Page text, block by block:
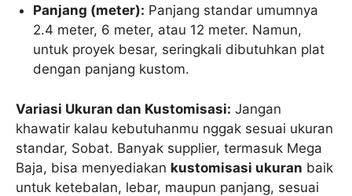
Panjang (meter): Panjang standar umumnya
2.4 meter, 6 meter, atau 12 meter. Namun,
untuk proyek besar, seringkali dibutuhkan plat
dengan panjang kustom.
Variasi Ukuran dan Kustomisasi: Jangan
khawatir kalau kebutuhanmu nggak sesuai ukuran
standar, Sobat. Banyak supplier, termasuk Mega
Baja, bisa menyediakan kustomisasi ukuran baik
untuk ketebalan, lebar, maupun panjang, sesuai